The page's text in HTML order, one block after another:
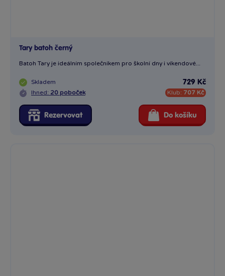
Tary batoh černý
Batoh Tary je ideálním společníkem pro školní dny i víkendové...
Skladem
Ihned: 20 poboček
729 Kč
Klub: 707 Kč
Rezervovat Do košíku